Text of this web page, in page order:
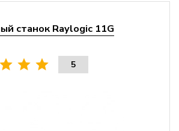
станок Raylogic 11G
5